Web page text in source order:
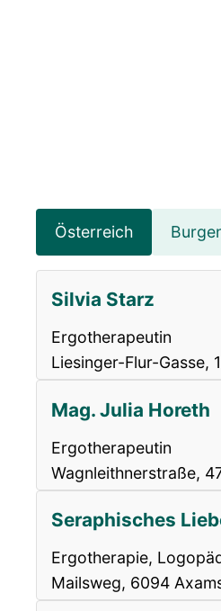
Österreich
Silvia Starz
Ergotherapeutin
Liesinger-Flur-Gasse,
Mag. Julia Horeth
Ergotherapeutin
Wagnleithnerstraße,
Seraphisches
Ergotherapie,
Mailsweg, 6094